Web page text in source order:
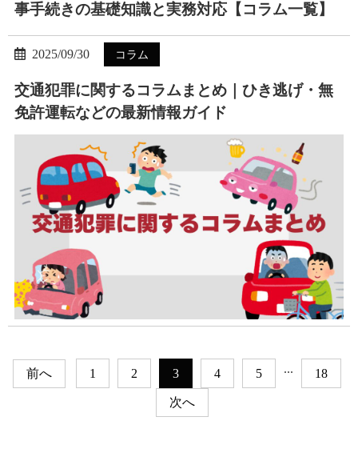
事手続きの基礎知識と実務対応【コラム一覧】
2025/09/30 コラム
交通犯罪に関するコラムまとめ｜ひき逃げ・無
免許運転などの最新情報ガイド
前へ 1 2 3 4 5 ... 18
次へ